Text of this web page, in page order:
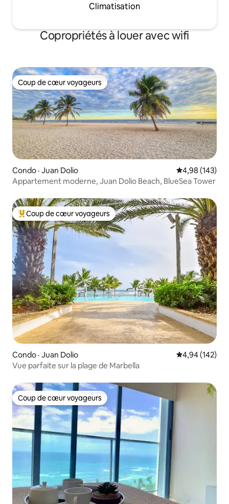
Climatisation
Copropriétés à louer avec wifi
Coup de cœur voyageurs
Coup de cœur voyageurs
Condo · Juan Dolio Note
4,98 (143)
Appartement moderne, Juan Dolio Beach, BlueSea Tower
Coup de cœur voyageurs parmi les plus aimés
Coup de cœur voyageurs
Condo · Juan Dolio Note
4,94 (142)
Vue parfaite sur la plage de Marbella
Coup de cœur voyageurs
Coup de cœur voyageurs